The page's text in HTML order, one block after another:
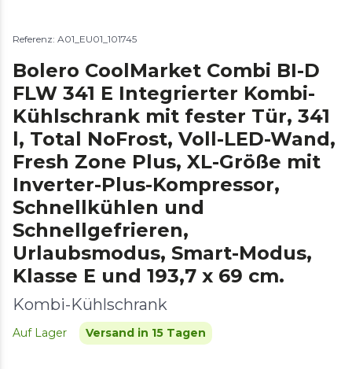
Referenz: A01_EU01_101745
Bolero CoolMarket Combi BI-D
FLW 341 E Integrierter Kombi-
Kühlschrank mit fester Tür, 341
l, Total NoFrost, Voll-LED-Wand,
Fresh Zone Plus, XL-Größe mit
Inverter-Plus-Kompressor,
Schnellkühlen und
Schnellgefrieren,
Urlaubsmodus, Smart-Modus,
Klasse E und 193,7 x 69 cm.
Kombi-Kühlschrank
Auf Lager Versand in 15 Tagen